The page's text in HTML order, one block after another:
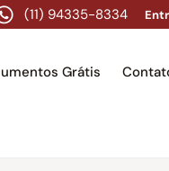
(11) 94335-8334
Grátis